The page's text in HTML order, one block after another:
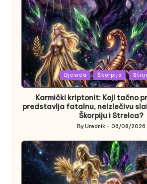
Posted
in
Djevica Škorpija
Karmički kriptonit: Koji tačno
predstavlja fatalnu, neizlečivu
Škorpiju i Strelca?
Posted
ByUrednik 06/08/2026